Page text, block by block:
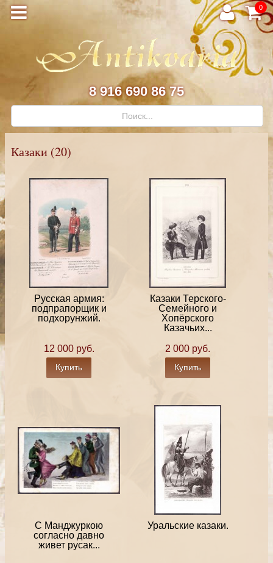
0
8 916 690 86 75
Казаки (20)
Русская армия:
подпрапорщик и
подхорунжий.
12 000 руб.
Купить
Казаки Терского-
Семейного и
Хопёрского
Казачьих...
2 000 руб.
Купить
С Манджуркою
согласно давно
живет русак...
Уральские казаки.